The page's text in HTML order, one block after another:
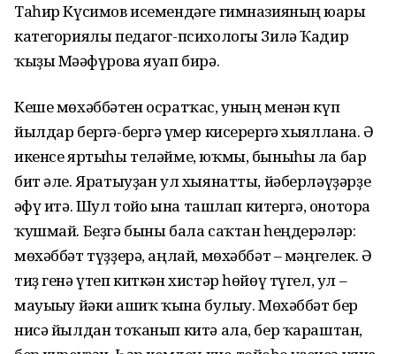
Таһир Күсимов исемендәге гимназияның юғары
категориялы педагог-психологы Зилә Ҡадир
ҡыҙы Мәғәфүрова яуап бирә.
Кеше мөхәббәтен осратҡас, уның менән күп
йылдар бергә-бергә ғүмер кисерергә хыяллана. Ә
икенсе яртыһы теләйме, юҡмы, быныһы ла бар
бит әле. Яратыуҙан ул хыянатты, йәберләүҙәрҙе
ғәфү итә. Шул тойғо ғына ташлап китергә, оноторға
ҡушмай. Беҙгә быны бала саҡтан һеңдерәләр:
мөхәббәт түҙҙерә, аңлай, мөхәббәт – мәңгелек. Ә
тиҙ генә үтеп киткән хистәр һөйөү түгел, ул –
мауығыу йәки ғашиҡ ҡына булыу. Мөхәббәт бер
нисә йылдан тоҡанып китә ала, бер ҡараштан,